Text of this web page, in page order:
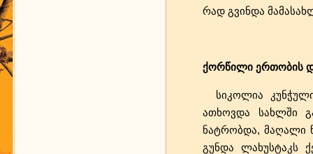
რად გვინდა
ქორწილი ერთობის
სიკოლია
ათხოვდა სახლში
ნატრობდა, მაღალი
გუნდა ლახუსტაკს